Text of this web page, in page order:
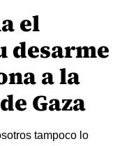
el
desarme
a la
Gaza
tampoco lo